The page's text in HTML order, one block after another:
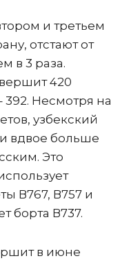
и третьем
отстают от
в 3 раза.
420
392. Несмотря на
узбекский
вдвое больше
Это
В767, В757 и
борта В737.
в июне